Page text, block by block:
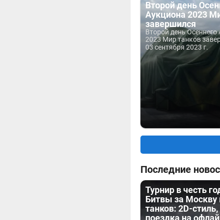
Второй день
Аукциона 2023
завершился
Второй день Осеннего
2023 Мир танков
03 сентября 2023 г.
Последние
Турнир в честь
Битвы за
танков: 2D-